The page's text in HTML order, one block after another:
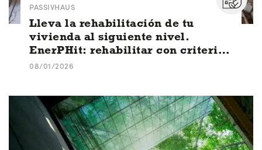
PASSIVHAUS
Lleva la rehabilitación de tu
vivienda al siguiente nivel.
EnerPHit: rehabilitar con criterios
Passivhaus
08/01/2026